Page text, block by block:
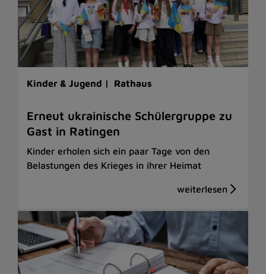
Kinder & Jugend | Rathaus
Erneut ukrainische Schülergruppe zu
Gast in Ratingen
Kinder erholen sich ein paar Tage von den
Belastungen des Krieges in ihrer Heimat